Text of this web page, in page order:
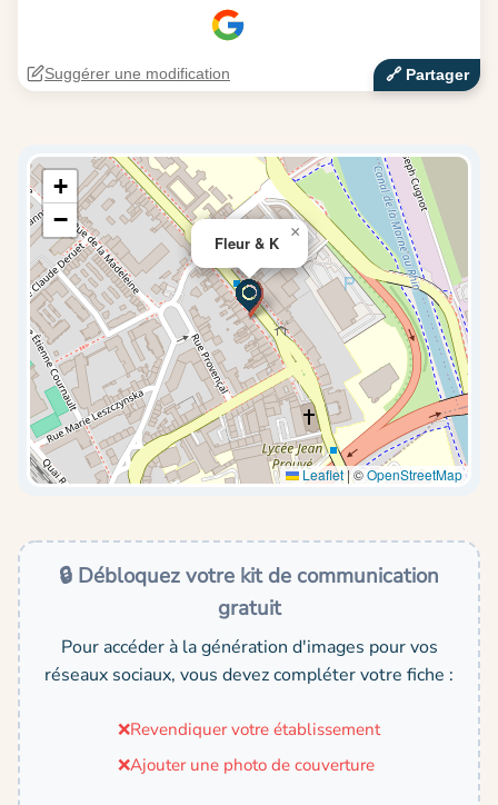
🔗‍️ Partager
Suggérer une modification
Fleur & K
×
+
−
Leaflet|©OpenStreetMap
🔒 Débloquez votre kit de communication
gratuit
Pour accéder à la génération d'images pour vos
réseaux sociaux, vous devez compléter votre fiche :
❌Revendiquer votre établissement
❌Ajouter une photo de couverture